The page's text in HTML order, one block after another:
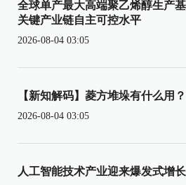
全球单产最大高端聚乙烯醇生产
关键产业链自主可控水平
2026-08-04 03:05
【新知解码】菱方堆垛有什么用？
2026-08-04 03:05
人工智能技术产业迎来爆发式增长